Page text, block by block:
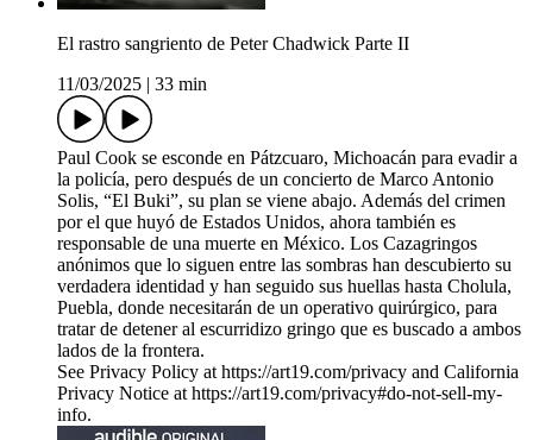
El rastro sangriento de Peter Chadwick Parte II
11/03/2025
33 min
Paul Cook se esconde en Pátzcuaro, Michoacán para evadir a
la policía, pero después de un concierto de Marco Antonio
Solis, “El Buki”, su plan se viene abajo. Además del crimen
por el que huyó de Estados Unidos, ahora también es
responsable de una muerte en México. Los Cazagringos
anónimos que lo siguen entre las sombras han descubierto su
verdadera identidad y han seguido sus huellas hasta Cholula,
Puebla, donde necesitarán de un operativo quirúrgico, para
tratar de detener al escurridizo gringo que es buscado a ambos
lados de la frontera.
See Privacy Policy at https://art19.com/privacy and California
Privacy Notice at https://art19.com/privacy#do-not-sell-my-
info.